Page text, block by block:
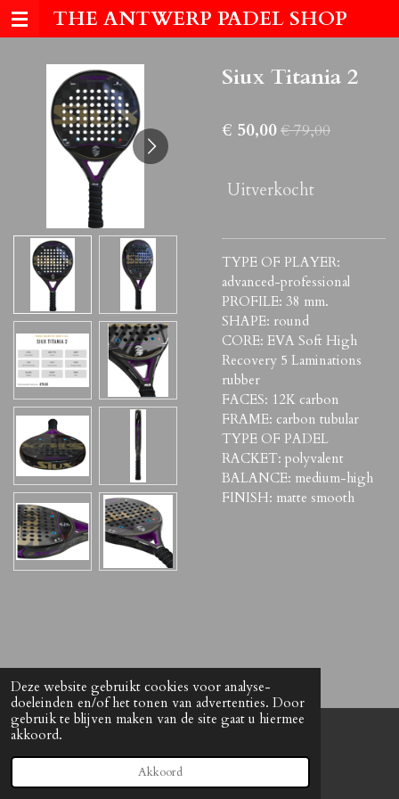
Deze website gebruikt cookies voor analyse-
doeleinden en/of het tonen van advertenties. Door
gebruik te blijven maken van de site gaat u hiermee
akkoord.
Akkoord
Ga
direct
hoofdinhoud
THE ANTWERP PADEL SHOP
Siux Titania 2
€ 50,00€ 79,00
Uitverkocht
TYPE OF PLAYER:
advanced-professional
PROFILE: 38 mm.
SHAPE: round
CORE: EVA Soft High
Recovery 5 Laminations
rubber
FACES: 12K carbon
FRAME: carbon tubular
TYPE OF PADEL
RACKET: polyvalent
BALANCE: medium-high
FINISH: matte smooth
© 2021 The Antwerp Padel Shop
Powered by